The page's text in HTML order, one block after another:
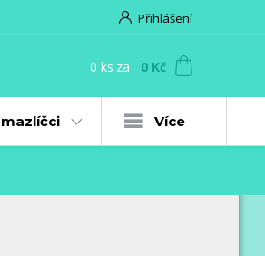
Přihlášení
0 ks za 0 Kč
Více